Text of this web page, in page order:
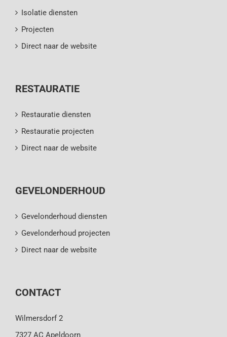
Isolatie diensten
Projecten
Direct naar de website
RESTAURATIE
Restauratie diensten
Restauratie projecten
Direct naar de website
GEVELONDERHOUD
Gevelonderhoud diensten
Gevelonderhoud projecten
Direct naar de website
CONTACT
Wilmersdorf 2
7327 AC Apeldoorn